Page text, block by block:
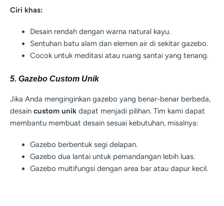
Ciri khas:
Desain rendah dengan warna natural kayu.
Sentuhan batu alam dan elemen air di sekitar gazebo.
Cocok untuk meditasi atau ruang santai yang tenang.
5. Gazebo Custom Unik
Jika Anda menginginkan gazebo yang benar-benar berbeda,
desain custom unik dapat menjadi pilihan. Tim kami dapat
membantu membuat desain sesuai kebutuhan, misalnya:
Gazebo berbentuk segi delapan.
Gazebo dua lantai untuk pemandangan lebih luas.
Gazebo multifungsi dengan area bar atau dapur kecil.